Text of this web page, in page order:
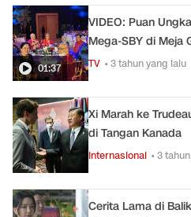
01:37
VIDEO: Puan
Mega-SBY di Meja
TV • 3 tahun yang lalu
Xi Marah ke
di Tangan Kanada
Internasional • 3
Cerita Lama di